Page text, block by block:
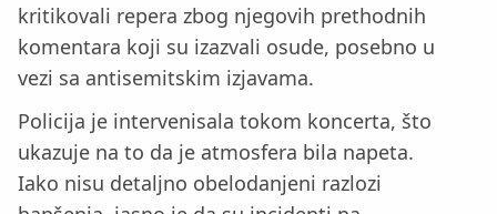
kritikovali repera zbog njegovih prethodnih
komentara koji su izazvali osude, posebno u
vezi sa antisemitskim izjavama.
Policija je intervenisala tokom koncerta, što
ukazuje na to da je atmosfera bila napeta.
Iako nisu detaljno obelodanjeni razlozi